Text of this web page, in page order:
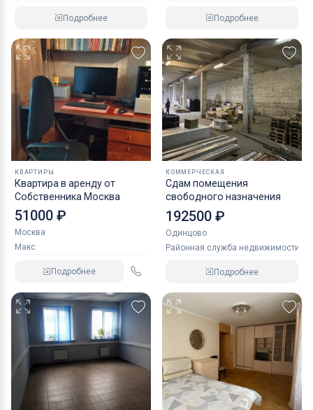
Подробнее Подробнее
КВАРТИРЫ
Квартира в аренду от
Собственника Москва
51000 ₽
Москва
Макс
Подробнее
КОММЕРЧЕСКАЯ
Сдам помещения
свободного назначения
192500 ₽
Одинцово
Районная служба недвижимости
Подробнее